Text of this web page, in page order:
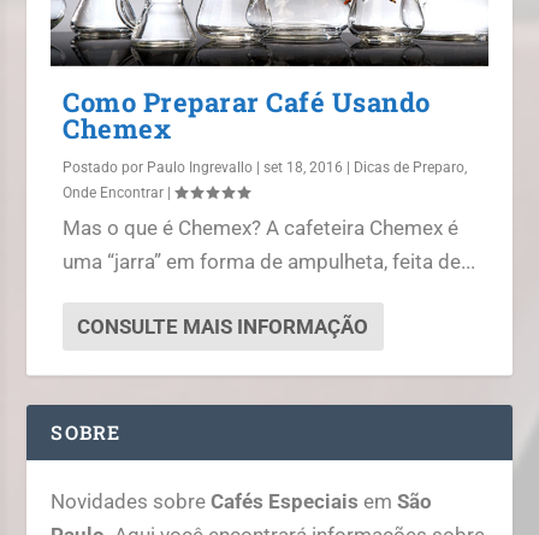
Como Preparar Café Usando
Chemex
Postado por Paulo Ingrevallo |set 18, 2016 | Dicas de Preparo,
Onde Encontrar |
Mas o que é Chemex? A cafeteira Chemex é
uma “jarra” em forma de ampulheta, feita de...
CONSULTE MAIS INFORMAÇÃO
SOBRE
Novidades sobreCafés Especiais emSão